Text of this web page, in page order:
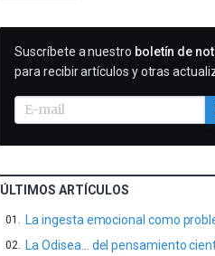
SUSCRIBIRME
Suscríbete a nuestro boletín de
para recibir artículos y otras
ÚLTIMOS ARTÍCULOS
La ingesta emocional como
La Odisea… del pensamiento